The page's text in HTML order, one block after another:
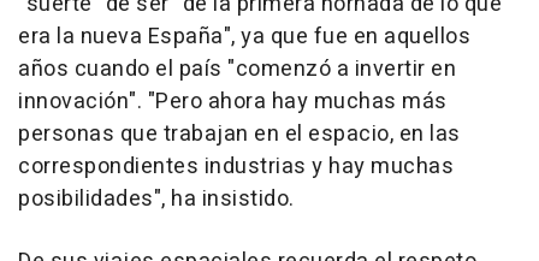
era la nueva España", ya que fue en aquellos
años cuando el país "comenzó a invertir en
innovación". "Pero ahora hay muchas más
personas que trabajan en el espacio, en las
correspondientes industrias y hay muchas
posibilidades", ha insistido.